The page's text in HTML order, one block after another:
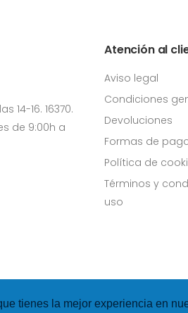
tienes la mejor experiencia en
14-16. 16370.
de 9:00h a
Atención al
Aviso legal
Condiciones
Devoluciones
Formas de
Política de
Términos y
uso